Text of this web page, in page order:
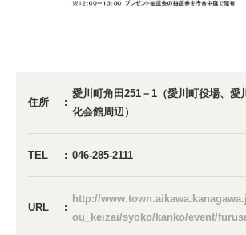
住所
愛川町角田251－1（愛川町役場、愛
化会館周辺）
TEL 046-285-2111
URL
http://
ou_keizai/syoko/kanko/event/